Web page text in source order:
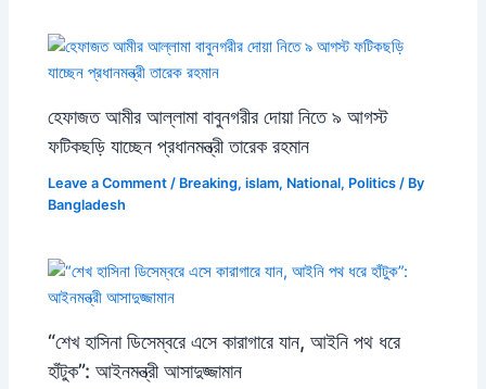
হেফাজত আমীর আল্লামা বাবুনগরীর দোয়া নিতে ৯ আগস্ট
ফটিকছড়ি যাচ্ছেন প্রধানমন্ত্রী তারেক রহমান
Leave a Comment / Breaking,islam, National, Politics / By
Bangladesh
“শেখ হাসিনা ডিসেম্বরে এসে কারাগারে যান, আইনি পথ ধরে
হাঁটুক”: আইনমন্ত্রী আসাদুজ্জামান